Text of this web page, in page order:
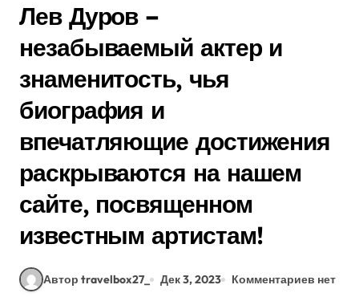
Лев Дуров –
незабываемый актер и
знаменитость, чья
биография и
впечатляющие достижения
раскрываются на нашем
сайте, посвященном
известным артистам!
Автор travelbox27_ Дек 3, 2023 Комментариев нет